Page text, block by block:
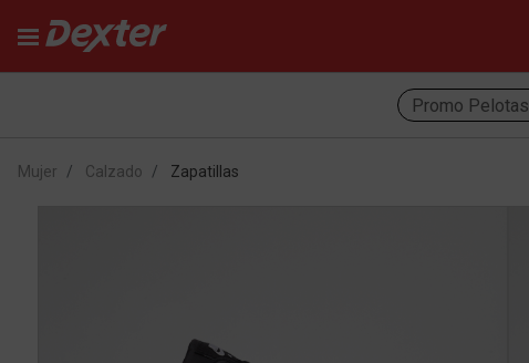
Promo Pelotas
Mujer Calzado Zapatillas